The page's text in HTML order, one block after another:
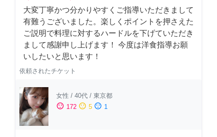
大変丁寧かつ分かりやすくご指導いただきまして
有難うございました。楽しくポイントを押さえた
ご説明で料理に対するハードルを下げていただき
まして感謝申し上げます！ 今度は洋食指導お願
いしたいと思います！
依頼されたチケット
女性 / 40代 / 東京都
sentiment_satisfied 172 sentiment_neutral 5 sentiment_dissatisfied 1